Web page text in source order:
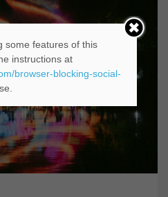
some features of this
instructions at
browser-blocking-social-